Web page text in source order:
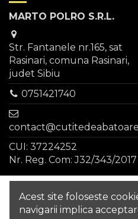
MARTO POLRO S.R.L.
Str. Fantanele nr.165, sat
Rasinari, comuna Rasinari,
judet Sibiu
0751421740
CUI: 37224252
Nr. Reg. Com: J32/343/2017
Acest site foloseste
navigarii implica